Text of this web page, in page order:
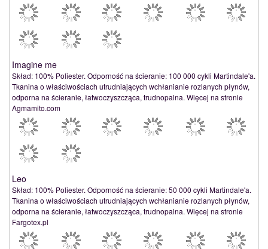
Imagine me
Skład: 100% Poliester. Odporność na ścieranie: 100 000 cykli Martindale'a.
Tkanina o właściwościach utrudniających wchłanianie rozlanych płynów,
odporna na ścieranie, łatwoczyszcząca, trudnopalna. Więcej na stronie
Agmamito.com
Leo
Skład: 100% Poliester. Odporność na ścieranie: 50 000 cykli Martindale'a.
Tkanina o właściwościach utrudniających wchłanianie rozlanych płynów,
odporna na ścieranie, łatwoczyszcząca, trudnopalna. Więcej na stronie
Fargotex.pl